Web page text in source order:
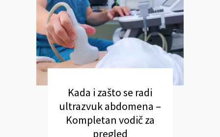
Kada i zašto se radi
ultrazvuk abdomena –
Kompletan vodič za
pregled